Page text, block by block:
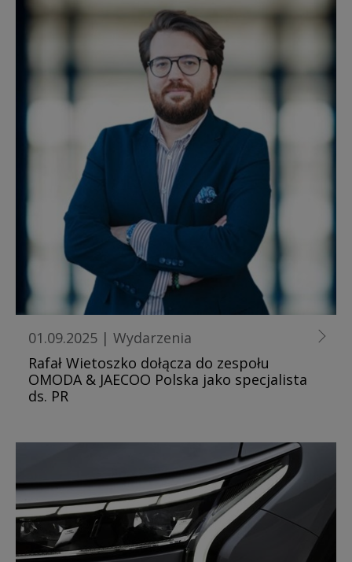
01.09.2025 | Wydarzenia
Rafał Wietoszko dołącza do zespołu
OMODA & JAECOO Polska jako specjalista
ds. PR